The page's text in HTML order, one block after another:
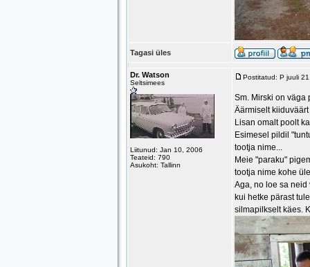
Tagasi üles
Dr. Watson
Seltsimees
Liitunud: Jan 10, 2006
Teateid: 790
Asukoht: Tallinn
Postitatud: P juuli
Sm. Mirski on väga
Äärmiselt
Lisan omalt poolt
Esimesel pildil
tootja nime...
Meie "paraku"
tootja nime kohe
Aga, no loe sa
kui hetke pärast
silmapilkselt käes.